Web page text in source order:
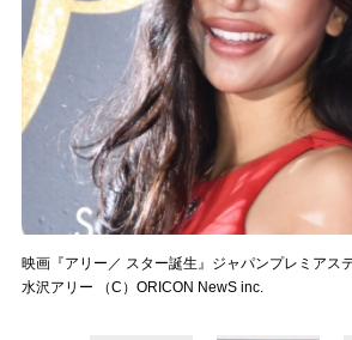
映画『アリー／ スター誕生』ジャパンプレミアス
水沢アリー （C）ORICON NewS inc.